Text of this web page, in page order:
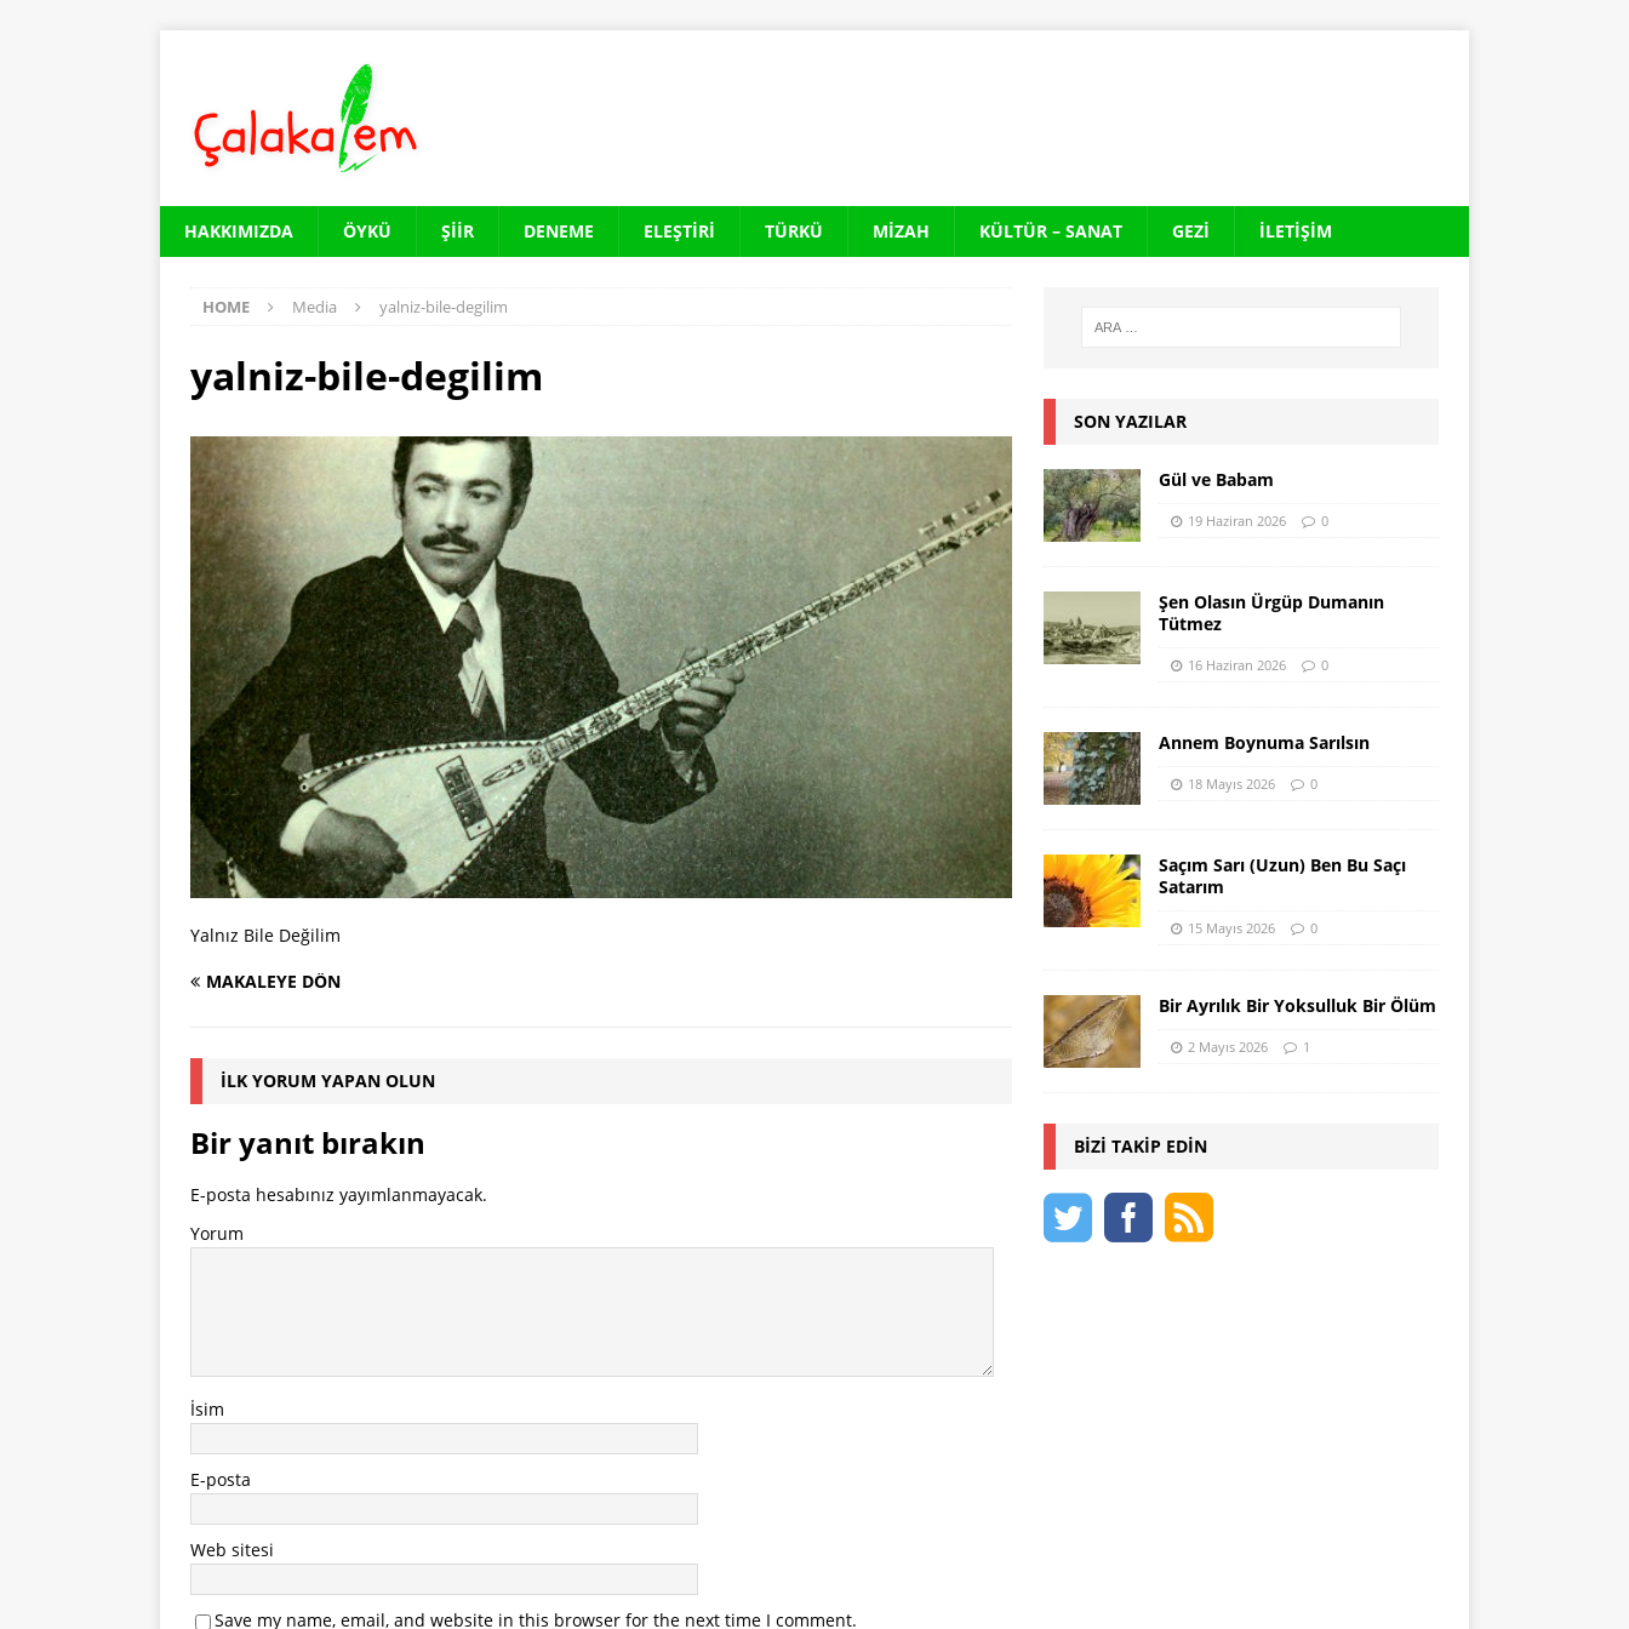
HAKKIMIZDA ÖYKÜ ŞIIR DENEME ELEŞTIRI TÜRKÜ MIZAH KÜLTÜR – SANAT GEZI İLETIŞIM
HOME Media yalniz-bile-degilim
yalniz-bile-degilim
Yalnız Bile Değilim
MAKALEYE DÖN
İLK YORUM YAPAN OLUN
Bir yanıt bırakın
E-posta hesabınız yayımlanmayacak.
Yorum
İsim
E-posta
Web sitesi
Save my name, email, and website in this browser for the next time I comment.
SON YAZILAR
Gül ve Babam
19 Haziran 2026 0
Şen Olasın Ürgüp Dumanın
Tütmez
16 Haziran 2026 0
Annem Boynuma Sarılsın
18 Mayıs 2026 0
Saçım Sarı (Uzun) Ben Bu Saçı
Satarım
15 Mayıs 2026 0
Bir Ayrılık Bir Yoksulluk Bir Ölüm
2 Mayıs 2026 1
BIZI TAKIP EDIN